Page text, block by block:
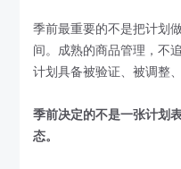
季前最重要的不是把计划
间。成熟的商品管理，不
计划具备被验证、被调整
季前决定的不是一张计划
态。